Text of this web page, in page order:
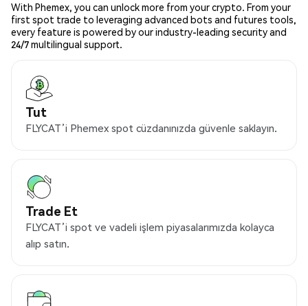
With Phemex, you can unlock more from your crypto. From your
first spot trade to leveraging advanced bots and futures tools,
every feature is powered by our industry-leading security and
24/7 multilingual support.
Tut
FLYCAT’i Phemex spot cüzdanınızda güvenle saklayın.
Trade Et
FLYCAT’i spot ve vadeli işlem piyasalarımızda kolayca
alıp satın.